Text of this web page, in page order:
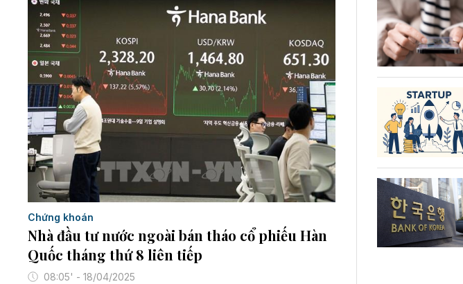
Chứng khoán
Nhà đầu tư nước ngoài bán tháo cổ phiếu Hàn
Quốc tháng thứ 8 liên tiếp
08:05' - 18/04/2025